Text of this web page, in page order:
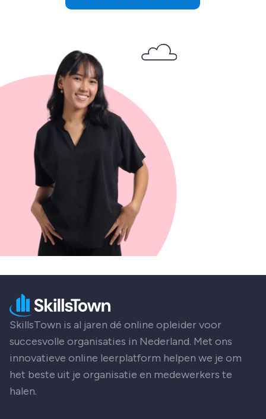
SkillsTown is al jaren dé online opleider voor
succesvolle organisaties in Nederland. Met ons
innovatieve online leerplatform helpen we je om
het beste uit je organisatie en medewerkers te
halen.